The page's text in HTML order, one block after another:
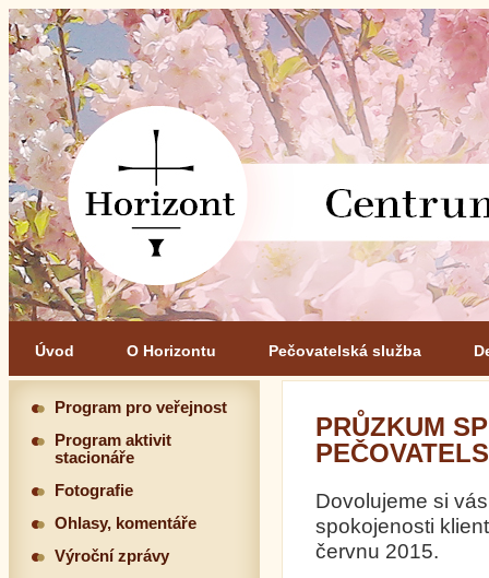
Úvod O Horizontu Pečovatelská služba
PRŮZKUM
Dovolujeme si
spokojenosti
červnu 2015.
Program pro veřejnost
Program aktivit
stacionáře
Fotografie
Ohlasy, komentáře
Výroční zprávy